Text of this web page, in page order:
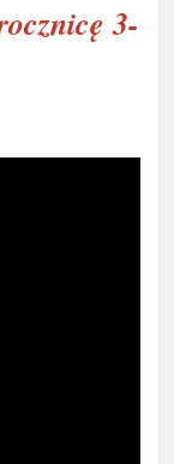
3-